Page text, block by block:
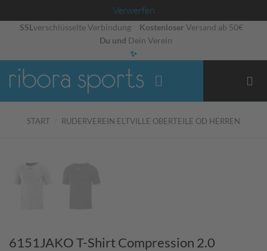
Verwerfen
springen
SSL verschlüsselte Verbindung Kostenloser Versand ab 50€
Du und Dein Verein
✨
START RUDERVEREIN ELTVILLE OBERTEILE OD HERREN
6151JAKO T-Shirt Compression 2.0